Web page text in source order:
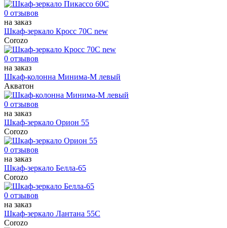
0 отзывов
на заказ
Шкаф-зеркало Кросс 70С new
Corozo
0 отзывов
на заказ
Шкаф-колонна Минима-М левый
Акватон
0 отзывов
на заказ
Шкаф-зеркало Орион 55
Corozo
0 отзывов
на заказ
Шкаф-зеркало Белла-65
Corozo
0 отзывов
на заказ
Шкаф-зеркало Лантана 55С
Corozo